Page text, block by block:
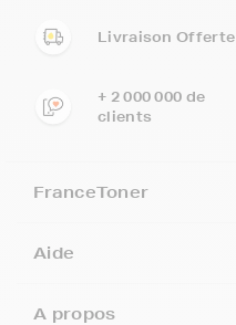
Livraison Offerte
+ 2 000 000 de
clients
FranceToner
Aide
A propos